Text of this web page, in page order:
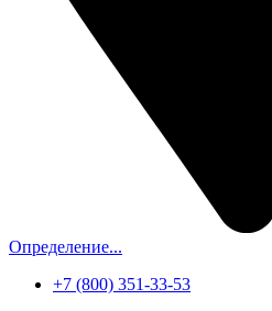
Определение...
+7 (800) 351-33-53